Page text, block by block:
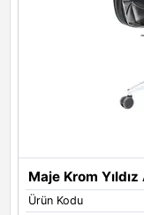
Maje Krom
Ürün Kodu